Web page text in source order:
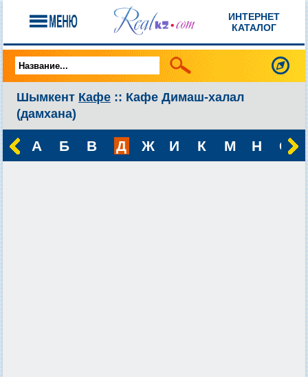
ИНТЕРНЕТ
КАТАЛОГ
Шымкент Кафе :: Кафе Димаш-халал
(дамхана)
А Б В Д Ж И К М Н О